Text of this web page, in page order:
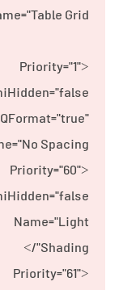
Grid"/>
Priority="1"
Spacing"/>
Shading"/>